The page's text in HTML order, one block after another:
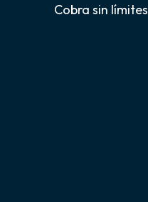
Cobra sin límites